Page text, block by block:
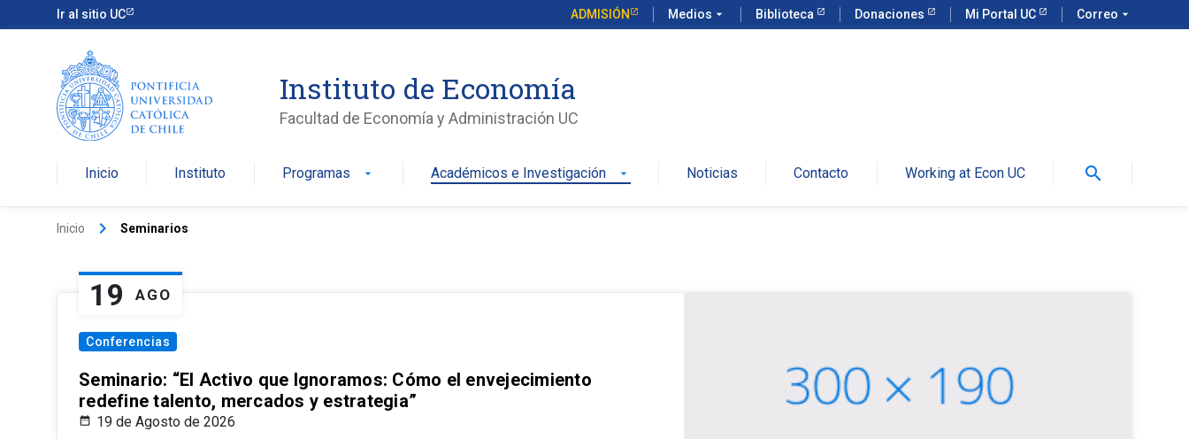
Ir al sitio UC ADMISIÓN Medios arrow_drop_down Biblioteca Donaciones Mi Portal UC Correo arrow_drop_down
Instituto de Economía
Facultad de Economía y Administración UC
Inicio Instituto Programas arrow_drop_down Académicos e Investigación arrow_drop_down Noticias Contacto Working at Econ UC search
Inicio keyboard_arrow_right Seminarios
19 AGO
Conferencias
Seminario: “El Activo que Ignoramos: Cómo el envejecimiento
redefine talento, mercados y estrategia”
19 de Agosto de 2026